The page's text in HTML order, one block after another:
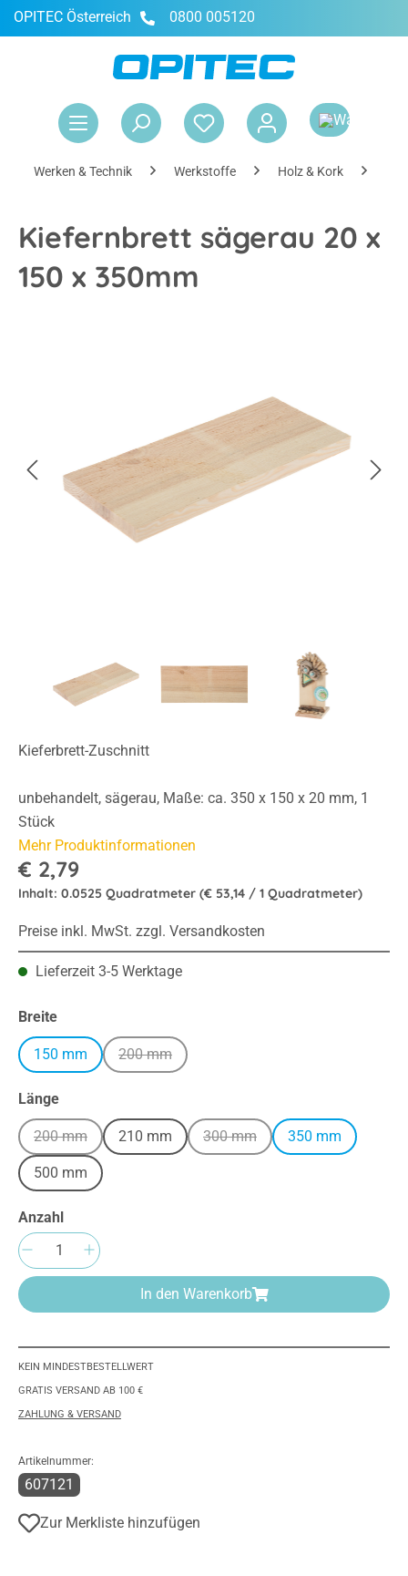
springen
OPITEC Österreich 0800 005120
Werken & Technik Werkstoffe Holz & Kork
Kiefernbrett sägerau 20 x
150 x 350mm
Kieferbrett-Zuschnitt
unbehandelt, sägerau, Maße: ca. 350 x 150 x 20 mm, 1
Stück
Mehr Produktinformationen
€ 2,79
Inhalt: 0.0525 Quadratmeter (€ 53,14 / 1 Quadratmeter)
Preise inkl. MwSt. zzgl. Versandkosten
Lieferzeit 3-5 Werktage
Breiteauswählen
150 mm 200 mm(Diese Option ist zurzeit nicht verfügbar.)
Längeauswählen
200 mm(Diese Option ist zurzeit nicht verfügbar.)
210 mm 300 mm(Diese Option ist zurzeit nicht
350 mm
500 mm
Anzahl
Produkt Anzahl: Gib den gewünschten
In den Warenkorb
KEIN MINDESTBESTELLWERT
GRATIS VERSAND AB 100 €
ZAHLUNG & VERSAND
Artikelnummer:
607121
Zur Merkliste hinzufügen